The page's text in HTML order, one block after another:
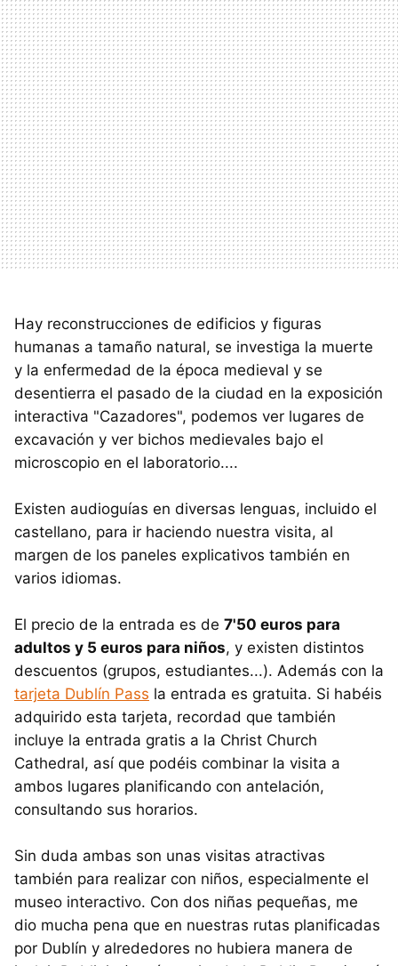
Hay reconstrucciones de edificios y figuras
humanas a tamaño natural, se investiga la muerte
y la enfermedad de la época medieval y se
desentierra el pasado de la ciudad en la exposición
interactiva "Cazadores", podemos ver lugares de
excavación y ver bichos medievales bajo el
microscopio en el laboratorio....
Existen audioguías en diversas lenguas, incluido el
castellano, para ir haciendo nuestra visita, al
margen de los paneles explicativos también en
varios idiomas.
El precio de la entrada es de 7'50 euros para
adultos y 5 euros para niños, y existen distintos
descuentos (grupos, estudiantes...). Además con la
tarjeta Dublín Pass la entrada es gratuita. Si habéis
adquirido esta tarjeta, recordad que también
incluye la entrada gratis a la Christ Church
Cathedral, así que podéis combinar la visita a
ambos lugares planificando con antelación,
consultando sus horarios.
Sin duda ambas son unas visitas atractivas
también para realizar con niños, especialmente el
museo interactivo. Con dos niñas pequeñas, me
dio mucha pena que en nuestras rutas planificadas
por Dublín y alrededores no hubiera manera de